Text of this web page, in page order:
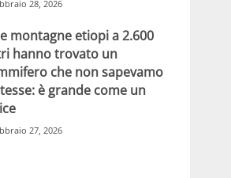
28, 2026
montagne etiopi a 2.600
hanno trovato un
che non sapevamo
è grande come un
27, 2026